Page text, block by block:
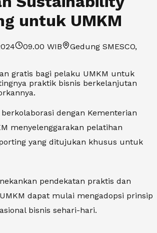
untuk UMKM
09.00 WIB
Gedung SMESCO,
gratis bagi pelaku UMKM untuk
praktik bisnis berkelanjutan
berkolaborasi dengan Kementerian
menyelenggarakan pelatihan
yang ditujukan khusus untuk
pendekatan praktis dan
dapat mulai mengadopsi prinsip
bisnis sehari-hari.